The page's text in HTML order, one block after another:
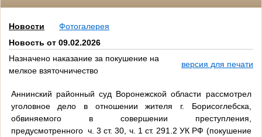
Новости
Фотогалерея
Новость от 09.02.2026
Назначено наказание за покушение на
мелкое взяточничество
версия для печати
Аннинский районный суд Воронежской области рассмотрел
уголовное дело в отношении жителя г. Борисоглебска,
обвиняемого в совершении преступления,
предусмотренного ч. 3 ст. 30, ч. 1 ст. 291.2 УК РФ (покушение